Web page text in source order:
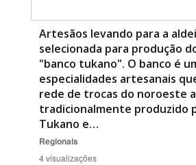
Artesãos levando para a
selecionada para produção
"banco tukano". O banco é
especialidades artesanais
rede de trocas do noroeste
tradicionalmente produzido
Tukano e…
Regionais
4 visualizações